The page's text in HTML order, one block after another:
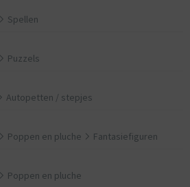
Spellen
Puzzels
Autopetten / stepjes
Poppen en pluche Fantasiefiguren
Poppen en pluche